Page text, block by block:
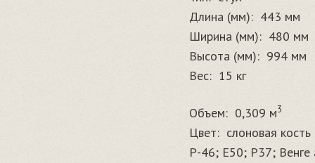
Длина (мм): 443 мм
Ширина (мм): 480 мм
Высота (мм): 994 мм
Вес: 15 кг
Объем: 0,309 м3
Цвет: слоновая
Р-46; E50; P37; Венге